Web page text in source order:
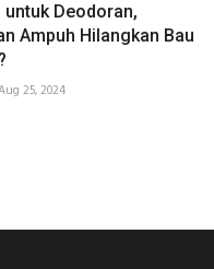
untuk Deodoran,
Ampuh Hilangkan Bau
25, 2024